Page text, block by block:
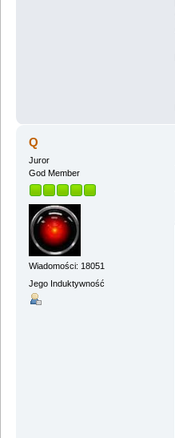
Q
Juror
God Member
Wiadomości: 18051
Jego Induktywność